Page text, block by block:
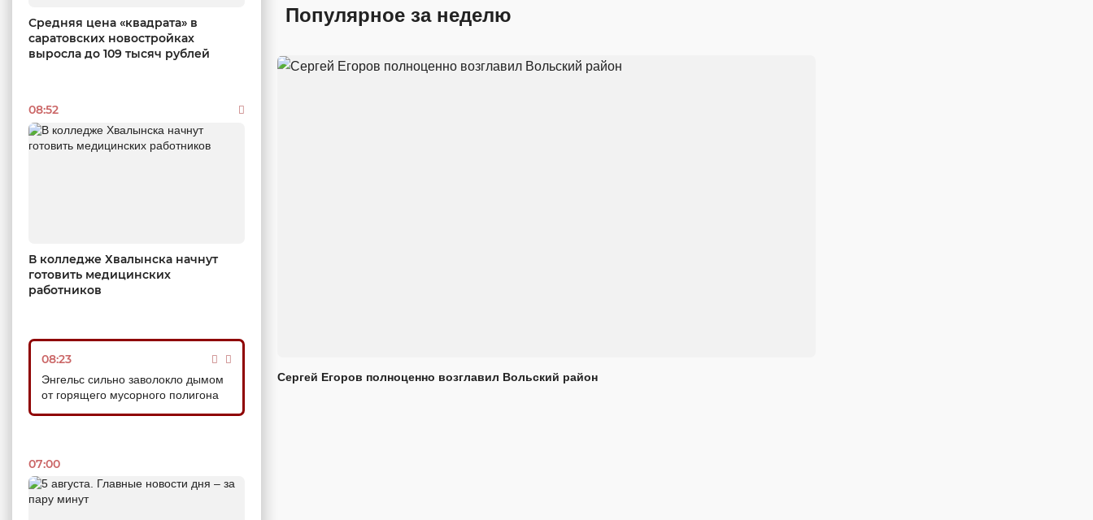
Средняя цена «квадрата» в
саратовских новостройках
выросла до 109 тысяч рублей
08:52
В колледже Хвалынска начнут
готовить медицинских
работников
08:23
Энгельс сильно заволокло дымом
от горящего мусорного полигона
07:00
Популярное за неделю
Сергей Егоров полноценно возглавил Вольский район